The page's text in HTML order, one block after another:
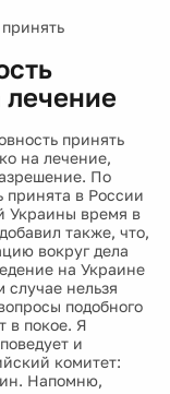
принять
на лечение,
По
в России
Украины время в
также, что,
вокруг дела
на Украине
нельзя
подобного
в покое. Я
и
комитет:
Напомню,